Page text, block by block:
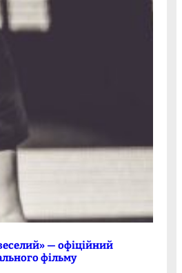
— офіційний
фільму